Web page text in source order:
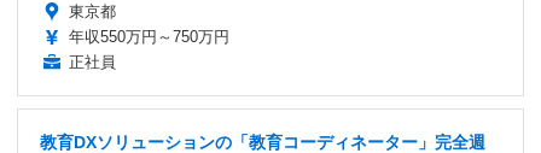
東京都
年収550万円～750万円
正社員
教育DXソリューションの「教育コーディネーター」完全週